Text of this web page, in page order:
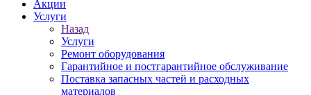
Акции
Услуги
Назад
Услуги
Ремонт оборудования
Гарантийное и постгарантийное обслуживание
Поставка запасных частей и расходных
материалов